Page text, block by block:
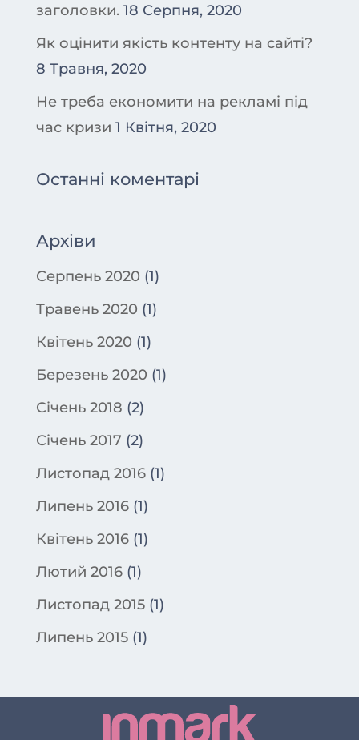
заголовки. 18 Серпня, 2020
Як оцінити якість контенту на сайті?
8 Травня, 2020
Не треба економити на рекламі під
час кризи 1 Квітня, 2020
Останні коментарі
Архіви
Серпень 2020 (1)
Травень 2020 (1)
Квітень 2020 (1)
Березень 2020 (1)
Січень 2018 (2)
Січень 2017 (2)
Листопад 2016(1)
Липень 2016(1)
Квітень 2016(1)
Лютий 2016(1)
Листопад 2015(1)
Липень 2015(1)